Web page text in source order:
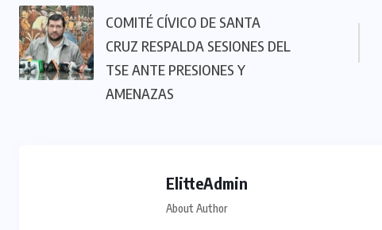
COMITÉ CÍVICO DE SANTA
CRUZ RESPALDA SESIONES DEL
TSE ANTE PRESIONES Y
AMENAZAS
ElitteAdmin
About Author